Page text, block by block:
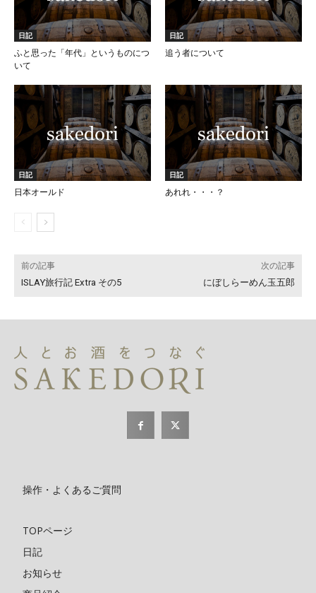
日記
ふと思った「年代」というものにつ
いて
日記
追う者について
日記
日本オールド
日記
あれれ・・・？
前の記事
ISLAY旅行記 Extra その5
次の記事
にぼしらーめん玉五郎
操作・よくあるご質問
TOPページ
日記
お知らせ